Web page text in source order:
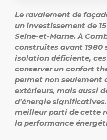
Le ravalement de
un investissement de
Seine-et-Marne. À
construites avant 1980
isolation déficiente,
conserver un confort
permet non seulement
extérieurs, mais aussi
d’énergie
meilleur parti de cette
la performance